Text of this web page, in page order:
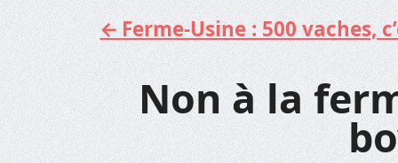
Aller
au
contenu
Ferme-Usine : 500 vaches,
Non à la